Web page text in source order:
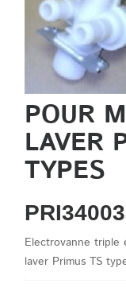
POUR
LAVER
TYPES
Electrovanne triple
laver Primus TS